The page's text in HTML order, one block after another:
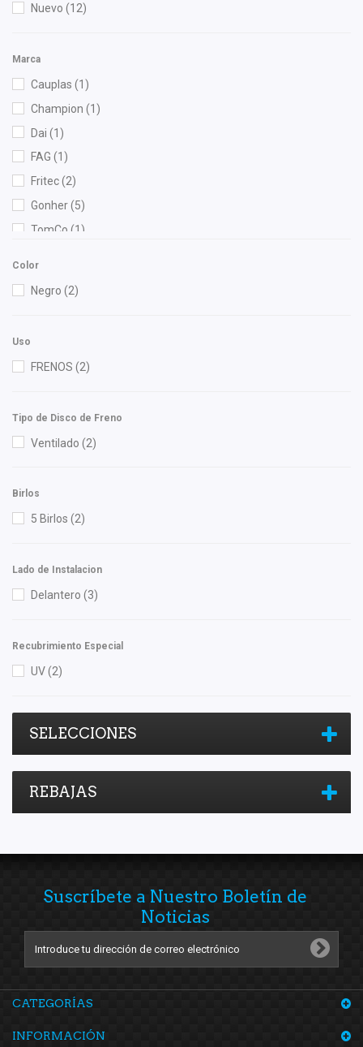
Nuevo (12)
Marca
Cauplas (1)
Champion (1)
Dai (1)
FAG (1)
Fritec(2)
Gonher(5)
TomCo (1)
Color
Negro (2)
Uso
FRENOS (2)
Tipo de Disco de Freno
Ventilado (2)
Birlos
5 Birlos (2)
Lado de Instalacion
Delantero (3)
Recubrimiento Especial
UV(2)
SELECCIONES
REBAJAS
Suscríbete a Nuestro Boletín de
Noticias
CATEGORÍAS
INFORMACIÓN